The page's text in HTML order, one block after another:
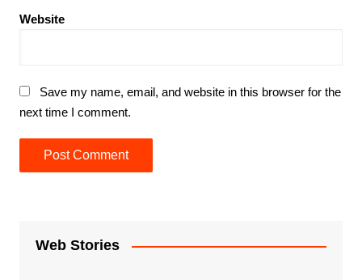
Website
Save my name, email, and website in this browser for the
next time I comment.
Web Stories